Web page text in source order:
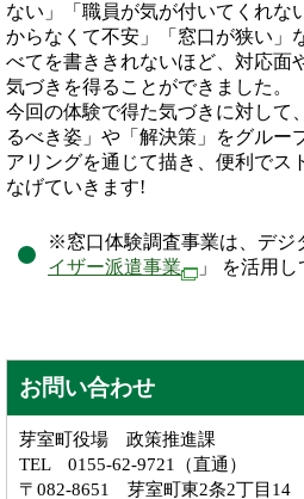
ない」「職員が気が付いてくれな
からなくて不安」「窓口が狭い」
べてを書ききれないほど、対応面
気づきを得ることができました。
今回の体験で得た気づきに対して
るべき姿」や「解決策」をグルー
アリングを通じて描き、便利でス
なげていきます!
※窓口体験調査事業は、デジ
イザー派遣事業
」 を活用し
お問い合わせ
芽室町役場 政策推進課
TEL 0155-62-9721（直通）
〒082-8651 芽室町東2条2丁目14